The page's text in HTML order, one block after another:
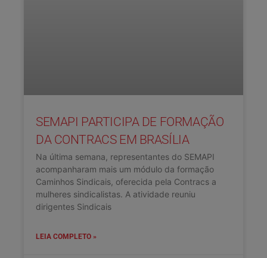
SEMAPI PARTICIPA DE FORMAÇÃO
DA CONTRACS EM BRASÍLIA
Na última semana, representantes do SEMAPI
acompanharam mais um módulo da formação
Caminhos Sindicais, oferecida pela Contracs a
mulheres sindicalistas. A atividade reuniu
dirigentes Sindicais
LEIA COMPLETO »